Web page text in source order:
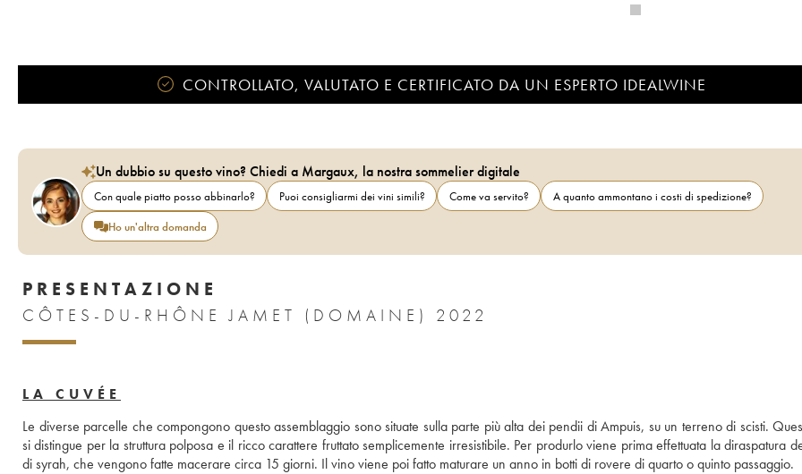
CONTROLLATO, VALUTATO E CERTIFICATO DA UN ESPERTO IDEALWINE
Un dubbio su questo vino? Chiedi a Margaux, la nostra sommelier digitale
Con quale piatto posso abbinarlo? Puoi consigliarmi dei vini simili? Come va servito?
A quanto ammontano i costi di spedizione?
Ho un'altra domanda
PRESENTAZIONE
CÔTES-DU-RHÔNE JAMET (DOMAINE) 2022
LA CUVÉE
Le diverse parcelle che compongono questo assemblaggio sono situate sulla parte più alta dei pendii di Ampuis, su un terreno di scisti.
si distingue per la struttura polposa e il ricco carattere fruttato semplicemente irresistibile. Per produrlo viene prima effettuata la diraspatura
di syrah, che vengono fatte macerare circa 15 giorni. Il vino viene poi fatto maturare un anno in botti di rovere di quarto o quinto passaggio.